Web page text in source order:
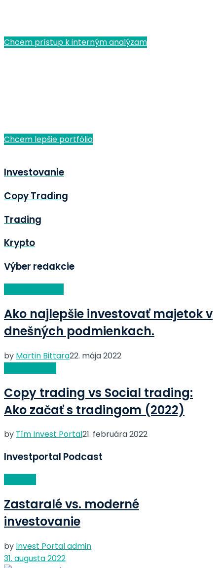
Chcem prístup k interným analýzam
Chcem lepšie portfólio
Investovanie
Copy Trading
Trading
Krypto
Výber redakcie
Ako najlepšie investovať majetok v
dnešných podmienkach.
by Martin Bittara22. mája 2022
Copy trading vs Social trading:
Ako začať s tradingom (2022)
by Tím Invest Portal21. februára 2022
Investportal Podcast
Zastaralé vs. moderné
investovanie
by Invest Portal admin
31. augusta 2022